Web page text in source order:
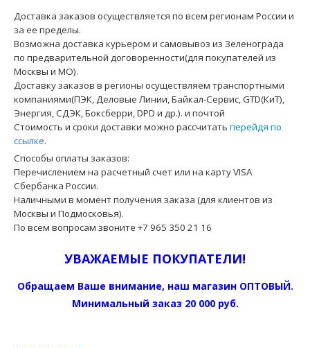
Доставка заказов осуществляется по всем регионам России и
за ее пределы.
Возможна доставка курьером и самовывоз из Зеленограда
по предварительной договоренности(для покупателей из
Москвы и МО).
Доставку заказов в регионы осуществляем транспортными
компаниями(ПЭК, Деловые Линии, Байкал-Сервис, GTD(КиТ),
Энергия, СДЭК, Боксберри, DPD и др.). и почтой
Стоимость и сроки доставки можно рассчитать перейдя по
ссылке.
Способы оплаты заказов:
Перечислением на расчетный счет или на карту VISA
Сбербанка России.
Наличными в момент получения заказа (для клиентов из
Москвы и Подмосковья).
По всем вопросам звоните +7 965 350 21 16
УВАЖАЕМЫЕ ПОКУПАТЕЛИ!
Обращаем Ваше внимание, наш магазин ОПТОВЫЙ.
Минимальный заказ 20 000 руб.